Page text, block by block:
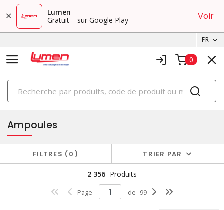
Lumen
Gratuit – sur Google Play
Voir
FR
0
PRODUITS
éclairage
Ampoules
FILTRES 0 TRIER PAR
2 356 Produits
Page de 99